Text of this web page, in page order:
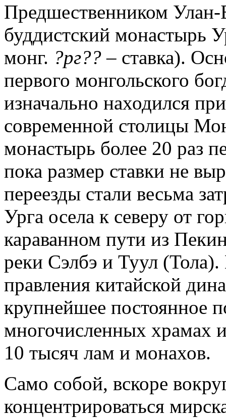
Предшественником Улан-
буддистский монастырь
монг. ?рг?? – ставка).
первого монгольского
изначально находился
современной столицы
монастырь более 20 раз
пока размер ставки не
переезды стали весьма
Урга осела к северу от
караванном пути из
реки Сэлбэ и Туул
правления китайской
крупнейшее постоянное
многочисленных храмах
10 тысяч лам и монахов.
Само собой, вскоре
концентрироваться